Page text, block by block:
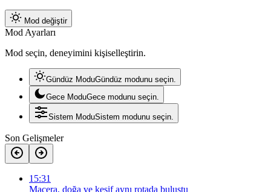
Mod değiştir
Mod Ayarları
Mod seçin, deneyimini kişiselleştirin.
Gündüz ModuGündüz modunu seçin.
Gece ModuGece modunu seçin.
Sistem ModuSistem modunu seçin.
Son Gelişmeler
15:31
Macera, doğa ve keşif aynı rotada buluştu